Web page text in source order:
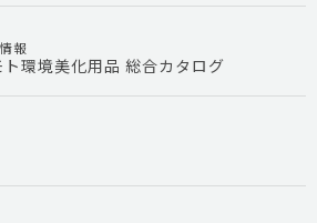
報
環境美化用品 総合カタログ